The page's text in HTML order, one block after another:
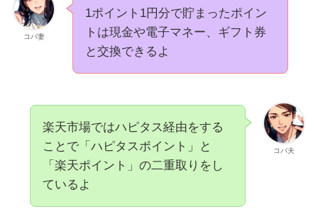
コバ妻
1ポイント1円分で貯まったポイン
トは現金や電子マネー、ギフト券
と交換できるよ
コバ夫
楽天市場ではハピタス経由をする
ことで「ハピタスポイント」と
「楽天ポイント」の二重取りをし
ているよ